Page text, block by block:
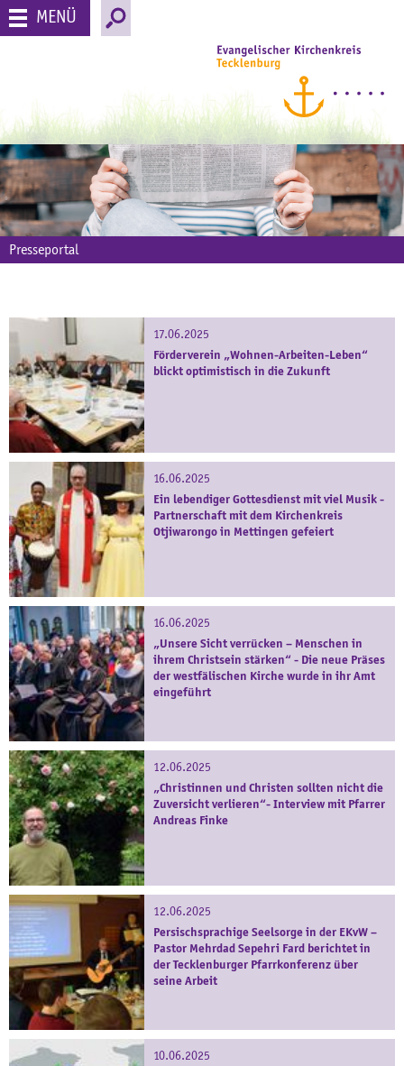
MENÜ
Presseportal
17.06.2025
Förderverein „Wohnen-Arbeiten-Leben“
blickt optimistisch in die Zukunft
16.06.2025
Ein lebendiger Gottesdienst mit viel Musik -
Partnerschaft mit dem Kirchenkreis
Otjiwarongo in Mettingen gefeiert
16.06.2025
„Unsere Sicht verrücken – Menschen in
ihrem Christsein stärken“ - Die neue Präses
der westfälischen Kirche wurde in ihr Amt
eingeführt
12.06.2025
„Christinnen und Christen sollten nicht die
Zuversicht verlieren“- Interview mit Pfarrer
Andreas Finke
12.06.2025
Persischsprachige Seelsorge in der EKvW –
Pastor Mehrdad Sepehri Fard berichtet in
der Tecklenburger Pfarrkonferenz über
seine Arbeit
10.06.2025